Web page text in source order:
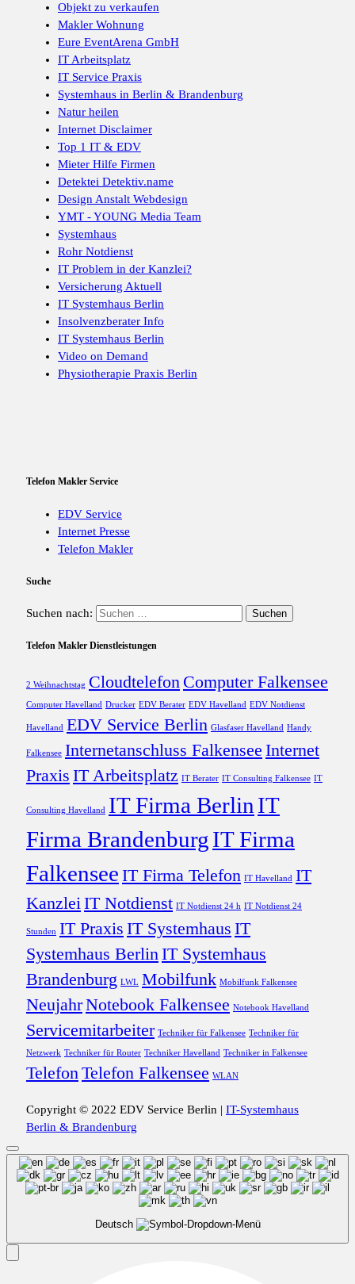
Objekt zu verkaufen
Makler Wohnung
Eure EventArena GmbH
IT Arbeitsplatz
IT Service Praxis
Systemhaus in Berlin & Brandenburg
Natur heilen
Internet Disclaimer
Top 1 IT & EDV
Mieter Hilfe Firmen
Detektei Detektiv.name
Design Anstalt Webdesign
YMT - YOUNG Media Team
Systemhaus
Rohr Notdienst
IT Problem in der Kanzlei?
Versicherung Aktuell
IT Systemhaus Berlin
Insolvenzberater Info
IT Systemhaus Berlin
Video on Demand
Physiotherapie Praxis Berlin
Telefon Makler Service
EDV Service
Internet Presse
Telefon Makler
Suche
Suchen nach:
Telefon Makler Dienstleistungen
2 Weihnachtstag Cloudtelefon Computer Falkensee
Computer Havelland Drucker EDV Berater EDV Havelland EDV Notdienst
Havelland EDV Service Berlin Glasfaser Havelland Handy
Falkensee Internetanschluss Falkensee Internet
Praxis IT Arbeitsplatz IT Berater IT Consulting Falkensee IT
Consulting Havelland IT Firma Berlin IT
Firma BrandenburgIT Firma
Falkensee IT Firma Telefon IT Havelland IT
KanzleiIT Notdienst IT Notdienst 24 h IT Notdienst 24
Stunden IT Praxis IT Systemhaus IT
Systemhaus BerlinIT Systemhaus
Brandenburg LWL Mobilfunk Mobilfunk Falkensee
NeujahrNotebook Falkensee Notebook Havelland
Servicemitarbeiter Techniker für Falkensee Techniker für
Netzwerk Techniker für Router Techniker Havelland Techniker in Falkensee
TelefonTelefon Falkensee WLAN
Copyright © 2022 EDV Service Berlin | IT-Systemhaus
Berlin & Brandenburg
Deutsch